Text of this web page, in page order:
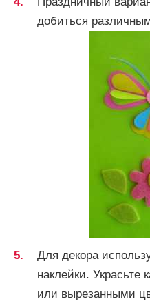
добиться
Для декора
наклейки. Украсьте
или вырезанными